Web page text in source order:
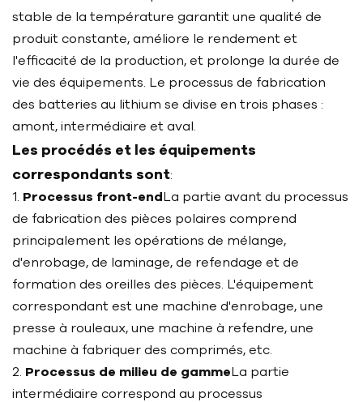
stable de la température garantit une qualité de
produit constante, améliore le rendement et
l'efficacité de la production, et prolonge la durée de
vie des équipements. Le processus de fabrication
des batteries au lithium se divise en trois phases :
amont, intermédiaire et aval.
Les procédés et les équipements
correspondants sont:
1. Processus front-endLa partie avant du processus
de fabrication des pièces polaires comprend
principalement les opérations de mélange,
d'enrobage, de laminage, de refendage et de
formation des oreilles des pièces. L'équipement
correspondant est une machine d'enrobage, une
presse à rouleaux, une machine à refendre, une
machine à fabriquer des comprimés, etc.
2. Processus de milieu de gammeLa partie
intermédiaire correspond au processus